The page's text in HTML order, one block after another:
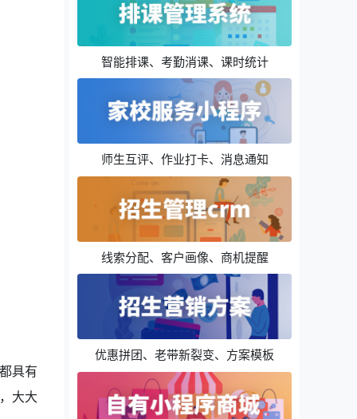
具有
大大
智能排课、考勤消课、课时统计
师生互评、作业打卡、消息通知
线索分配、客户画像、商机提醒
优惠拼团、老带新裂变、方案模板